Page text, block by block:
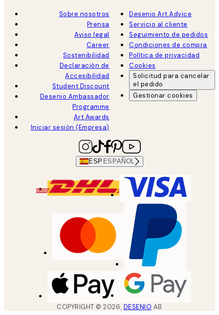
Sobre nosotros
Prensa
Aviso legal
Career
Sostenibilidad
Declaración de
Accesibilidad
Student Discount
Desenio Ambassador
Programme
Art Awards
Iniciar sesión (Empresa)
Desenio Art Advice
Servicio al cliente
Seguimiento de pedidos
Condiciones de compra
Política de privacidad
Cookies
Solicitud para cancelar
el pedido
Gestionar cookies
ESP ESPAÑOL
COPYRIGHT ©2026, DESENIO AB